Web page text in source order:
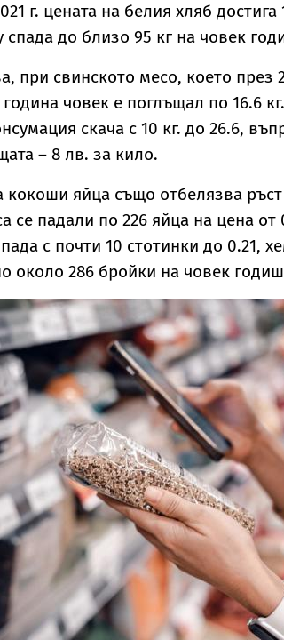
г. цената на белия хляб достига
спада до близо 95 кг на човек
при свинското месо, което през
човек е поглъщал по 16.6
скача с 10 кг. до 26.6,
– 8 лв. за кило.
кокоши яйца също отбелязва ръст
се падали по 226 яйца на цена от
с почти 10 стотинки до 0.21,
около 286 бройки на човек